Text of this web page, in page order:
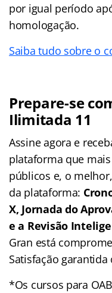
por igual período
homologação.
Saiba tudo sobre o
Prepare-se
Ilimitada 11
Assine agora e
plataforma que
públicos e, o
da plataforma:
X, Jornada do
e a Revisão
Gran está
Satisfação
*Os cursos para